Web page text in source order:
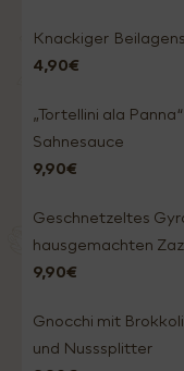
Knackiger
4,90€
„Tortellini ala
Sahnesauce
9,90€
Geschnetzeltes
hausgemachten
9,90€
Gnocchi mit
und Nusssplitter